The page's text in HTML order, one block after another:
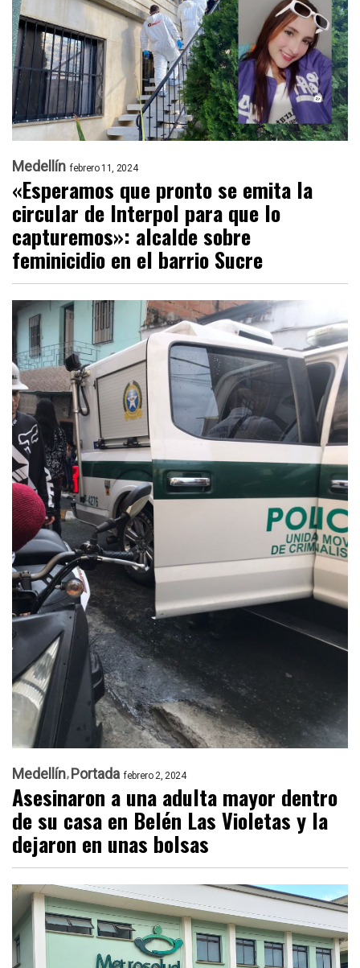
Medellín febrero 11, 2024
«Esperamos que pronto se emita la
circular de Interpol para que lo
capturemos»: alcalde sobre
feminicidio en el barrio Sucre
Medellín Portada febrero 2, 2024
Asesinaron a una adulta mayor dentro
de su casa en Belén Las Violetas y la
dejaron en unas bolsas